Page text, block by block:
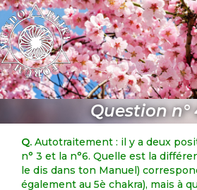
Question n°
Q. Autotraitement : il y a deux
n° 3 et la n°6. Quelle est la
le dis dans ton Manuel)
également au 5è chakra), mais à